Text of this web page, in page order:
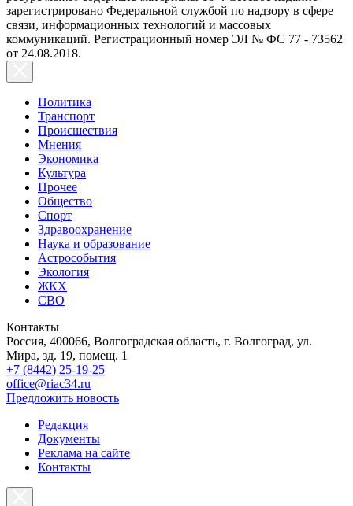
зарегистрировано Федеральной службой по надзору в сфере
связи, информационных технологий и массовых
коммуникаций. Регистрационный номер ЭЛ № ФС 77 - 73562
от 24.08.2018.
Политика
Транспорт
Происшествия
Мнения
Экономика
Культура
Прочее
Общество
Спорт
Здравоохранение
Наука и образование
Астрособытия
Экология
ЖКХ
СВО
Контакты
Россия, 400066, Волгоградская область, г. Волгоград, ул.
Мира, зд. 19, помещ. 1
+7 (8442) 25-19-25
office@riac34.ru
Предложить новость
Редакция
Документы
Реклама на сайте
Контакты